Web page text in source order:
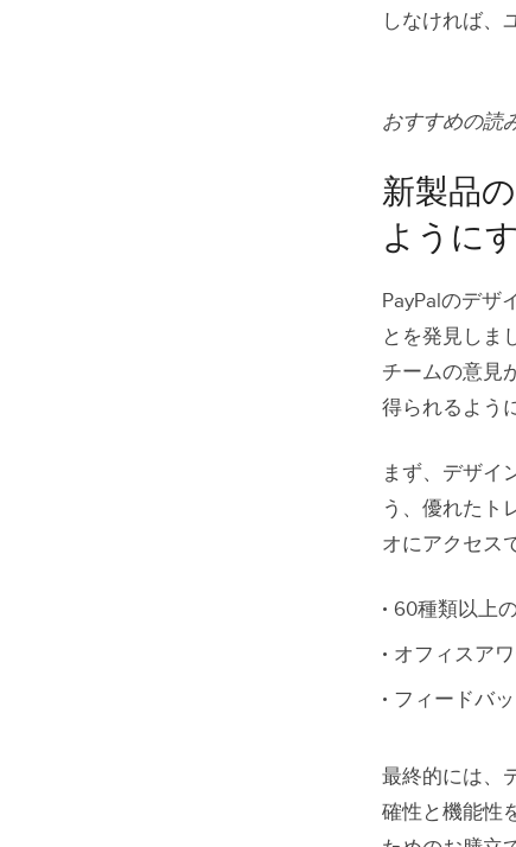
しなければ、
おすすめの読
新製品
ように
PayPalのデザ
とを発見しま
チームの意見
得られるよう
まず、デザイ
う、優れたト
オにアクセス
60種類以上
オフィスア
フィードバ
最終的には、
確性と機能性